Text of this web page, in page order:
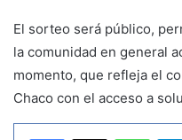
El sorteo será público,
la comunidad en general
momento, que refleja el
Chaco con el acceso a